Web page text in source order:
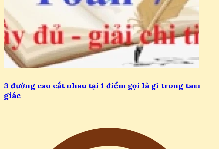
3 đường cao cắt nhau tại 1 điểm gọi là gì trong tam
giác